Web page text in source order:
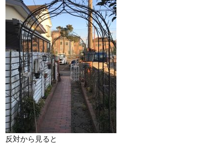
反対から見ると